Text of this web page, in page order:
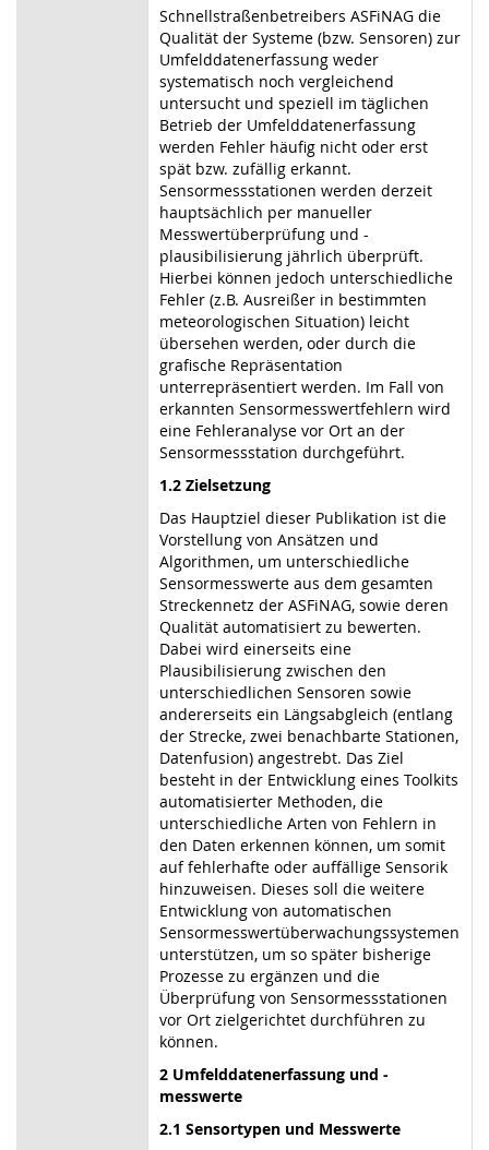
Schnellstraßenbetreibers ASFiNAG die
Qualität der Systeme (bzw. Sensoren) zur
Umfelddatenerfassung weder
systematisch noch vergleichend
untersucht und speziell im täglichen
Betrieb der Umfelddatenerfassung
werden Fehler häufig nicht oder erst
spät bzw. zufällig erkannt.
Sensormessstationen werden derzeit
hauptsächlich per manueller
Messwertüberprüfung und -
plausibilisierung jährlich überprüft.
Hierbei können jedoch unterschiedliche
Fehler (z.B. Ausreißer in bestimmten
meteorologischen Situation) leicht
übersehen werden, oder durch die
grafische Repräsentation
unterrepräsentiert werden. Im Fall von
erkannten Sensormesswertfehlern wird
eine Fehleranalyse vor Ort an der
Sensormessstation durchgeführt.
1.2 Zielsetzung
Das Hauptziel dieser Publikation ist die
Vorstellung von Ansätzen und
Algorithmen, um unterschiedliche
Sensormesswerte aus dem gesamten
Streckennetz der ASFiNAG, sowie deren
Qualität automatisiert zu bewerten.
Dabei wird einerseits eine
Plausibilisierung zwischen den
unterschiedlichen Sensoren sowie
andererseits ein Längsabgleich (entlang
der Strecke, zwei benachbarte Stationen,
Datenfusion) angestrebt. Das Ziel
besteht in der Entwicklung eines Toolkits
automatisierter Methoden, die
unterschiedliche Arten von Fehlern in
den Daten erkennen können, um somit
auf fehlerhafte oder auffällige Sensorik
hinzuweisen. Dieses soll die weitere
Entwicklung von automatischen
Sensormesswertüberwachungssystemen
unterstützen, um so später bisherige
Prozesse zu ergänzen und die
Überprüfung von Sensormessstationen
vor Ort zielgerichtet durchführen zu
können.
2 Umfelddatenerfassung und -
messwerte
2.1 Sensortypen und Messwerte